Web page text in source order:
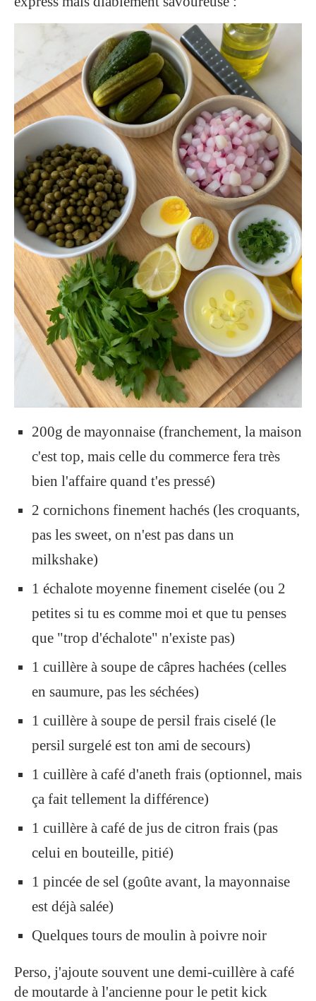
200g de mayonnaise (franchement, la maison
c'est top, mais celle du commerce fera très
bien l'affaire quand t'es pressé)
2 cornichons finement hachés (les croquants,
pas les sweet, on n'est pas dans un
milkshake)
1 échalote moyenne finement ciselée (ou 2
petites si tu es comme moi et que tu penses
que "trop d'échalote" n'existe pas)
1 cuillère à soupe de câpres hachées (celles
en saumure, pas les séchées)
1 cuillère à soupe de persil frais ciselé (le
persil surgelé est ton ami de secours)
1 cuillère à café d'aneth frais (optionnel, mais
ça fait tellement la différence)
1 cuillère à café de jus de citron frais (pas
celui en bouteille, pitié)
1 pincée de sel (goûte avant, la mayonnaise
est déjà salée)
Quelques tours de moulin à poivre noir
Perso, j'ajoute souvent une demi-cuillère à café
de moutarde à l'ancienne pour le petit kick